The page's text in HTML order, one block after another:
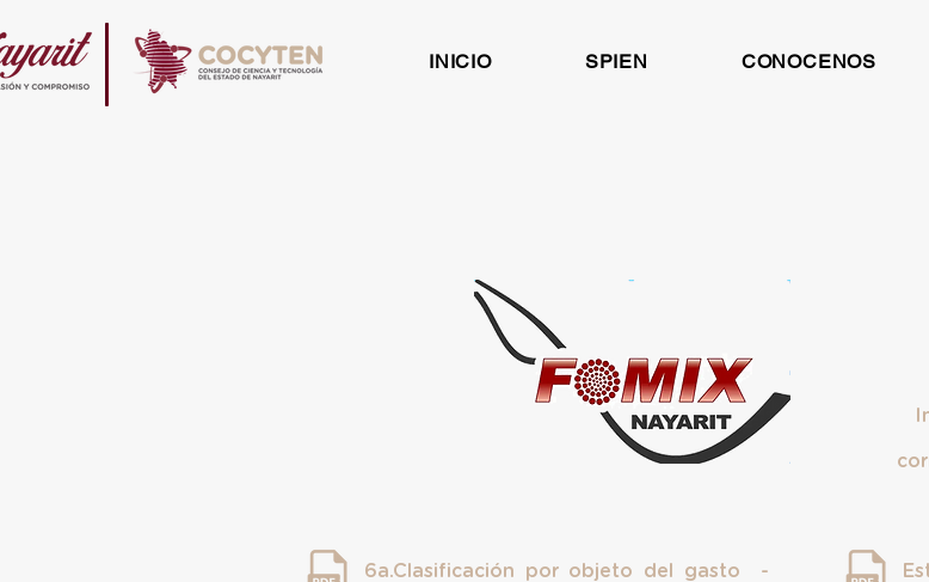
INICIO SPIEN CONOCENOS
6a.Clasificación por objeto del gasto -